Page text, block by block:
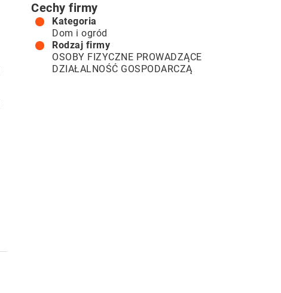
Cechy firmy
Kategoria
Dom i ogród
Rodzaj firmy
OSOBY FIZYCZNE PROWADZĄCE
DZIAŁALNOŚĆ GOSPODARCZĄ